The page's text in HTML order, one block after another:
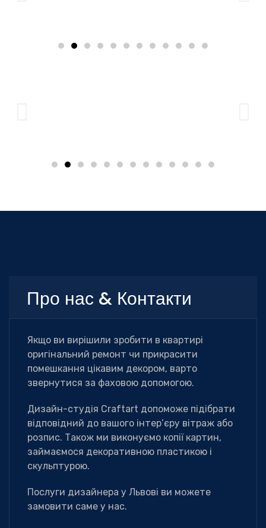
Про нас & Контакти
Якщо ви вирішили зробити в квартирі
оригінальний ремонт чи прикрасити
помешкання цікавим декором, варто
звернутися за фаховою допомогою.
Дизайн-студія Сraftart допоможе підібрати
відповідний до вашого інтер’єру вітраж або
розпис. Також ми виконуємо копії картин,
займаємося декоративною пластикою і
скульптурою.
Послуги дизайнера у Львові ви можете
замовити саме у нас.